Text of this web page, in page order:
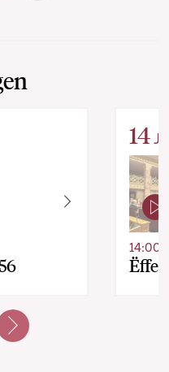
14
14:00
slide
Next slide